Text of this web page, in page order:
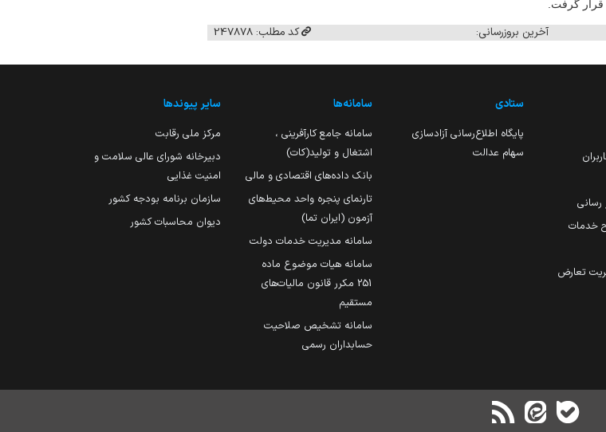
گرفت.
آخرین بروزرسانی: کد مطلب: 247878
رسانی
خدمات
تعارض
ستادی
پایگاه اطلاع‌رسانی آزادسازی
سهام عدالت
سامانه‌ها
سامانه جامع کارآفرینی ،
اشتغال و تولید(کات)
بانک داده‌های اقتصادی و مالی
تارنمای پنجره واحد محیط‌های
آزمون (ایران تما)
سامانه مدیریت خدمات دولت
سامانه هیات موضوع ماده
251 مکرر قانون مالیات‌های
مستقیم
سامانه تشخیص صلاحیت
حسابداران رسمی
سایر پیوندها
مرکز ملی رقابت
دبیرخانه شورای عالی سلامت و
امنیت غذایی
سازمان برنامه بودجه کشور
دیوان محاسبات کشور